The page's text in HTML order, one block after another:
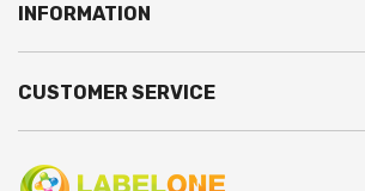
INFORMATION
CUSTOMER SERVICE